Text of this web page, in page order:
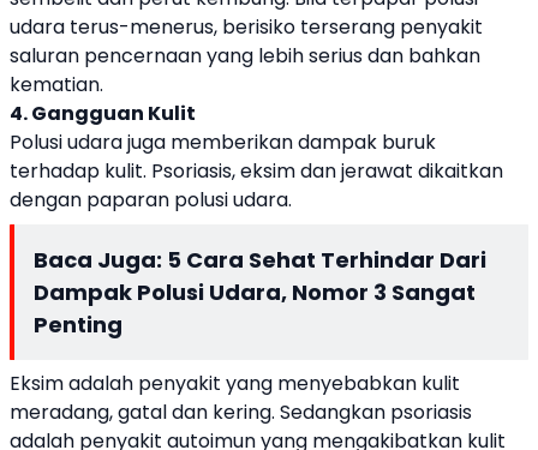
udara terus-menerus, berisiko terserang penyakit
saluran pencernaan yang lebih serius dan bahkan
kematian.
4. Gangguan Kulit
Polusi udara juga memberikan dampak buruk
terhadap kulit. Psoriasis, eksim dan jerawat dikaitkan
dengan paparan polusi udara.
Baca Juga: 5 Cara Sehat Terhindar Dari
Dampak Polusi Udara, Nomor 3 Sangat
Penting
Eksim adalah penyakit yang menyebabkan kulit
meradang, gatal dan kering. Sedangkan psoriasis
adalah penyakit autoimun yang mengakibatkan kulit